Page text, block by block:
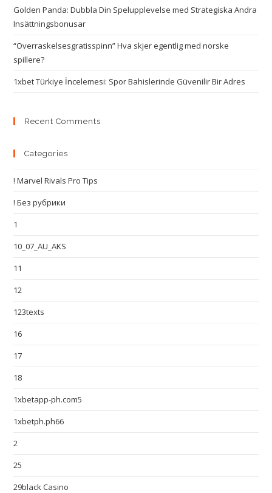
Golden Panda: Dubbla Din Spelupplevelse med Strategiska Andra
Insättningsbonusar
“Overraskelsesgratisspinn” Hva skjer egentlig med norske
spillere?
1xbet Türkiye İncelemesi: Spor Bahislerinde Güvenilir Bir Adres
Recent Comments
Categories
! Marvel Rivals Pro Tips
! Без рубрики
1
10_07_AU_AKS
11
12
123texts
16
17
18
1xbetapp-ph.com5
1xbetph.ph66
2
25
29black Casino